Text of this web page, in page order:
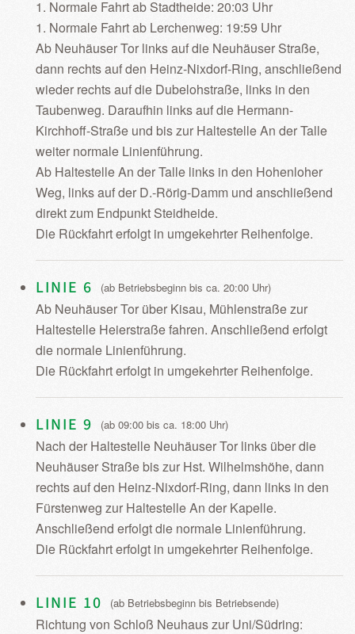
1. Normale Fahrt ab Stadtheide: 20:03 Uhr
1. Normale Fahrt ab Lerchenweg: 19:59 Uhr
Ab Neuhäuser Tor links auf die Neuhäuser Straße,
dann rechts auf den Heinz-Nixdorf-Ring, anschließend
wieder rechts auf die Dubelohstraße, links in den
Taubenweg. Daraufhin links auf die Hermann-
Kirchhoff-Straße und bis zur Haltestelle An der Talle
weiter normale Linienführung.
Ab Haltestelle An der Talle links in den Hohenloher
Weg, links auf der D.-Rörig-Damm und anschließend
direkt zum Endpunkt Steidheide.
Die Rückfahrt erfolgt in umgekehrter Reihenfolge.
LINIE 6 (ab Betriebsbeginn bis ca. 20:00 Uhr)
Ab Neuhäuser Tor über Kisau, Mühlenstraße zur
Haltestelle Heierstraße fahren. Anschließend erfolgt
die normale Linienführung.
Die Rückfahrt erfolgt in umgekehrter Reihenfolge.
LINIE 9 (ab 09:00 bis ca. 18:00 Uhr)
Nach der Haltestelle Neuhäuser Tor links über die
Neuhäuser Straße bis zur Hst. Wilhelmshöhe, dann
rechts auf den Heinz-Nixdorf-Ring, dann links in den
Fürstenweg zur Haltestelle An der Kapelle.
Anschließend erfolgt die normale Linienführung.
Die Rückfahrt erfolgt in umgekehrter Reihenfolge.
LINIE 10 (ab Betriebsbeginn bis Betriebsende)
Richtung von Schloß Neuhaus zur Uni/Südring: